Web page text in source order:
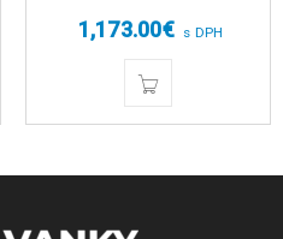
1,173.00€ s DPH